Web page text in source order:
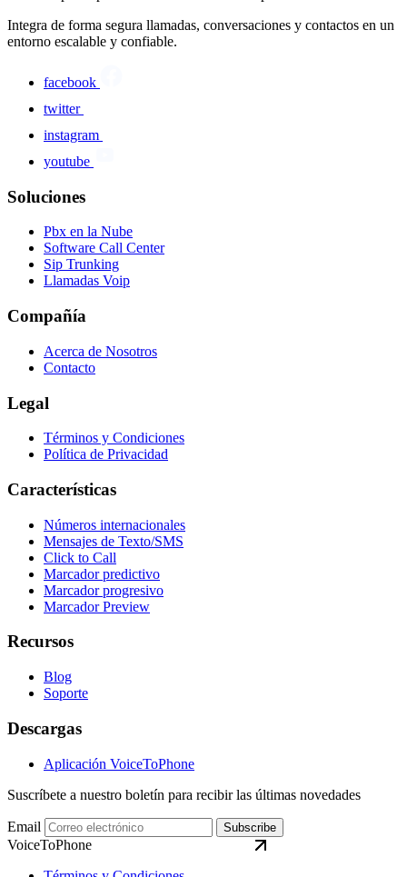
Integra de forma segura llamadas, conversaciones y contactos en un
entorno escalable y confiable.
facebook
twitter
instagram
youtube
Soluciones
Pbx en la Nube
Software Call Center
Sip Trunking
Llamadas Voip
Compañía
Acerca de Nosotros
Contacto
Legal
Términos y Condiciones
Política de Privacidad
Características
Números internacionales
Mensajes de Texto/SMS
Click to Call
Marcador predictivo
Marcador progresivo
Marcador Preview
Recursos
Blog
Soporte
Descargas
Aplicación VoiceToPhone
Suscríbete a nuestro boletín para recibir las últimas novedades
Email Subscribe
VoiceToPhone